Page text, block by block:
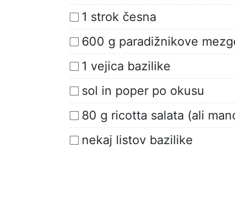
1 strok česna
600 g paradižnikove
1 vejica bazilike
sol in poper po okusu
80 g ricotta salata (ali
nekaj listov bazilike